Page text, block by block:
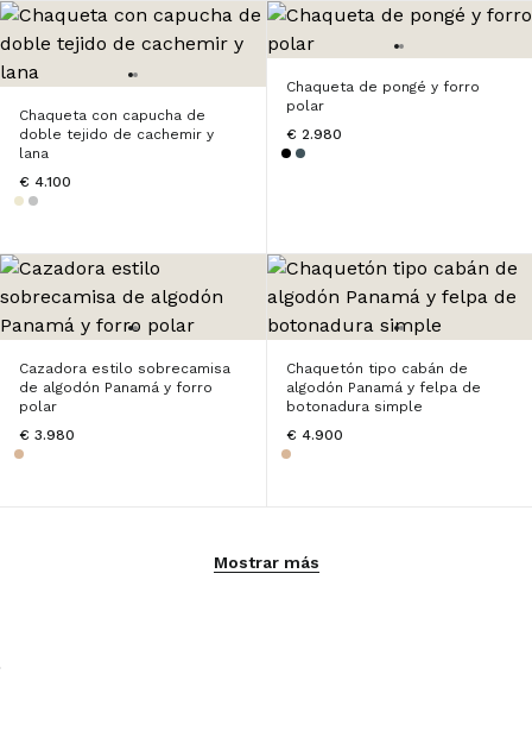
Chaqueta con capucha de
doble tejido de cachemir y
lana
€ 4.100
Chaqueta de pongé y forro
polar
€ 2.980
Cazadora estilo sobrecamisa
de algodón Panamá y forro
polar
€ 3.980
Chaquetón tipo cabán de
algodón Panamá y felpa de
botonadura simple
€ 4.900
Mostrar más